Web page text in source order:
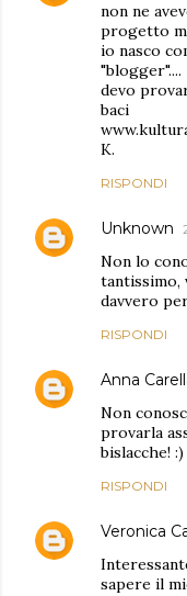
non ne
progetto
io nasco
"blogger"....
devo
baci
K.
RISPONDI
Unknown
Non lo
tantissimo,
davvero
RISPONDI
Anna
Non
provarla
bislacche! :)
RISPONDI
Veronica
sapere il